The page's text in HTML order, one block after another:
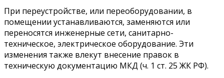
При переустройстве, или переоборудовании, в
помещении устанавливаются, заменяются или
переносятся инженерные сети, санитарно-
техническое, электрическое оборудование. Эти
изменения также влекут внесение правок в
техническую документацию МКД (ч. 1 ст. 25 ЖК РФ).